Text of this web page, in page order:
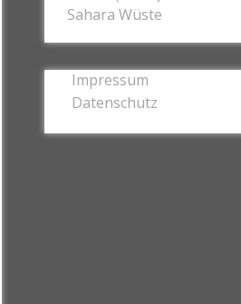
Sahara Wüste
Impressum
Datenschutz